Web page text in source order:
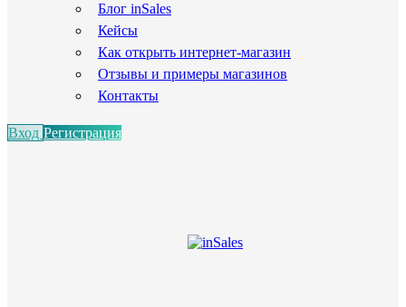
Блог inSales
Кейсы
Как открыть интернет-магазин
Отзывы и примеры магазинов
Контакты
Вход Регистрация